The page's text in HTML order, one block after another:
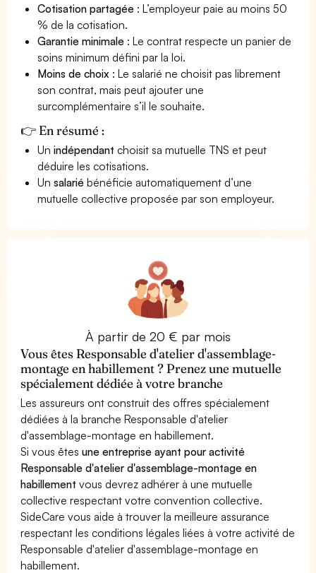
Cotisation partagée : L’employeur paie au moins 50
% de la cotisation.
Garantie minimale : Le contrat respecte un panier de
soins minimum défini par la loi.
Moins de choix : Le salarié ne choisit pas librement
son contrat, mais peut ajouter une
surcomplémentaire s’il le souhaite.
👉 En résumé :
Unindépendant choisit sa mutuelle TNS et peut
déduire les cotisations.
Unsalarié bénéficie automatiquement d’une
mutuelle collective proposée par son employeur.
À partir de 20 € par mois
Vous êtes Responsable d'atelier d'assemblage-
montage en habillement ? Prenez une mutuelle
spécialement dédiée à votre branche
Les assureurs ont construit des offres spécialement
dédiées à la branche Responsable d'atelier
d'assemblage-montage en habillement.
Si vous êtesune entreprise ayant pour activité
Responsable d'atelier d'assemblage-montage en
habillement vous devrez adhérer à une mutuelle
collective respectant votre convention collective.
SideCare vous aide à trouver la meilleure assurance
respectant les conditions légales liées à votre activité de
Responsable d'atelier d'assemblage-montage en
habillement.